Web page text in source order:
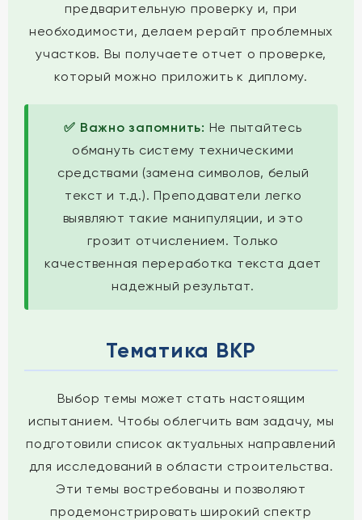
предварительную проверку и, при
необходимости, делаем рерайт проблемных
участков. Вы получаете отчет о проверке,
который можно приложить к диплому.
✅ Важно запомнить: Не пытайтесь
обмануть систему техническими
средствами (замена символов, белый
текст и т.д.). Преподаватели легко
выявляют такие манипуляции, и это
грозит отчислением. Только
качественная переработка текста дает
надежный результат.
Тематика ВКР
Выбор темы может стать настоящим
испытанием. Чтобы облегчить вам задачу, мы
подготовили список актуальных направлений
для исследований в области строительства.
Эти темы востребованы и позволяют
продемонстрировать широкий спектр